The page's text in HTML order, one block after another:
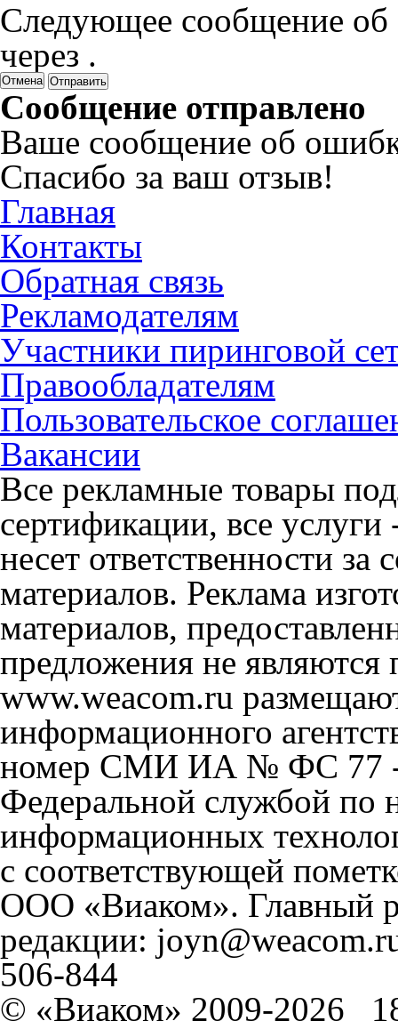
Следующее сообщение об
через .
Отмена
Сообщение отправлено
Ваше сообщение об
Спасибо за ваш отзыв!
Главная
Контакты
Обратная связь
Рекламодателям
Участники пиринговой
Правообладателям
Пользовательское
Вакансии
Все рекламные товары
сертификации, все
несет ответственности
материалов. Реклама
материалов,
предложения не
www.weacom.ru
информационного
номер СМИ ИА № ФС 77 -
Федеральной службой по
информационных
с соответствующей
ООО «Виаком». Главный
редакции:
506-844
© «Виаком» 2009-2026